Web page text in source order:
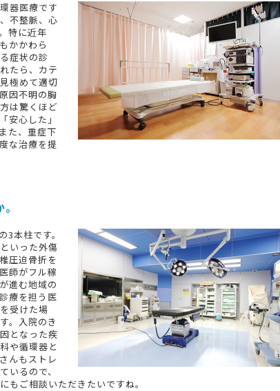
器医療です
不整脈、心
特に近年
かかわら
症状の診
たら、カテ
極めて適切
因不明の胸
は驚くほど
安心した」
た、重症下
な治療を提
本柱です。
いった外傷
圧迫骨折を
師がフル稼
進む地域の
療を担う医
受けた場
。入院のき
となった疾
や循環器と
んもストレ
いるので、
もご相談いただきたいですね。